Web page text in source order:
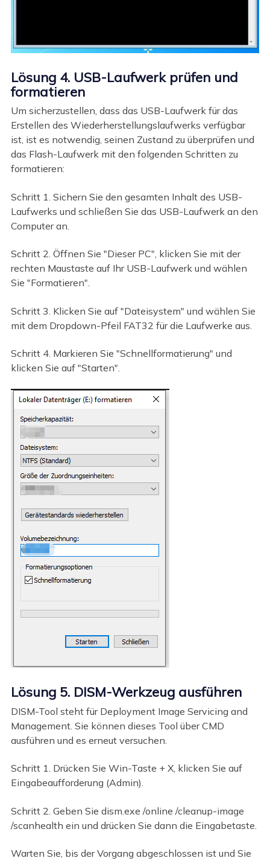
Lösung 4. USB-Laufwerk prüfen und
formatieren
Um sicherzustellen, dass das USB-Laufwerk für das
Erstellen des Wiederherstellungslaufwerks verfügbar
ist, ist es notwendig, seinen Zustand zu überprüfen und
das Flash-Laufwerk mit den folgenden Schritten zu
formatieren:
Schritt 1. Sichern Sie den gesamten Inhalt des USB-
Laufwerks und schließen Sie das USB-Laufwerk an den
Computer an.
Schritt 2. Öffnen Sie "Dieser PC", klicken Sie mit der
rechten Maustaste auf Ihr USB-Laufwerk und wählen
Sie "Formatieren".
Schritt 3. Klicken Sie auf "Dateisystem" und wählen Sie
mit dem Dropdown-Pfeil FAT32 für die Laufwerke aus.
Schritt 4. Markieren Sie "Schnellformatierung" und
klicken Sie auf "Starten".
Lösung 5. DISM-Werkzeug ausführen
DISM-Tool steht für Deployment Image Servicing and
Management. Sie können dieses Tool über CMD
ausführen und es erneut versuchen.
Schritt 1. Drücken Sie Win-Taste + X, klicken Sie auf
Eingabeaufforderung (Admin).
Schritt 2. Geben Sie dism.exe /online /cleanup-image
/scanhealth ein und drücken Sie dann die Eingabetaste.
Warten Sie, bis der Vorgang abgeschlossen ist und Sie